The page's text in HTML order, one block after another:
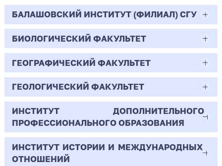
БАЛАШОВСКИЙ ИНСТИТУТ (ФИЛИАЛ) СГУ
44.03.02
Психолого-педагогическое образование
Очная | Бакалавр
Всего бюджетных мест - 10
Бюджет/
Общие места
Профиль: Практическая
психология образования
БИОЛОГИЧЕСКИЙ ФАКУЛЬТЕТ
06.03.01
Биология
Очная | Бакалавр
Всего бюджетных мест - 50
Бюджет/Общие места
ГЕОГРАФИЧЕСКИЙ ФАКУЛЬТЕТ
05.03.02
География
Очная | Бакалавр
Всего бюджетных мест - 15
ГЕОЛОГИЧЕСКИЙ ФАКУЛЬТЕТ
05.03.01
Геология
Очная | Бакалавр
ИНСТИТУТ ДОПОЛНИТЕЛЬНОГО
ПРОФЕССИОНАЛЬНОГО ОБРАЗОВАНИЯ
38.03.02
ИНСТИТУТ ИСТОРИИ И МЕЖДУНАРОДНЫХ
ОТНОШЕНИЙ